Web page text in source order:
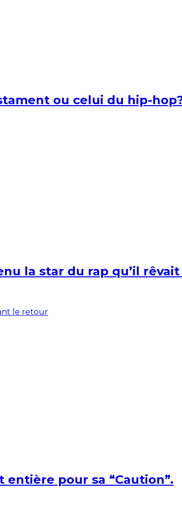
ou celui du hip-
la star du rap qu’il rêvait
le retour
entière pour sa “Caution”.